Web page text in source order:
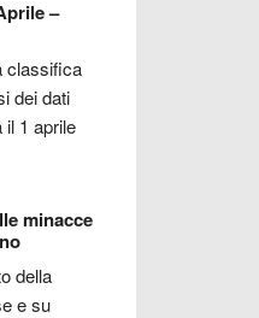
–
classifica
dei dati
il 1 aprile
minacce
della
e su